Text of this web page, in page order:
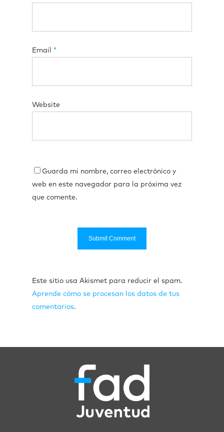
Email *
Website
Guarda mi nombre, correo electrónico y
web en este navegador para la próxima vez
que comente.
Este sitio usa Akismet para reducir el spam.
Aprende cómo se procesan los datos de tus
comentarios.